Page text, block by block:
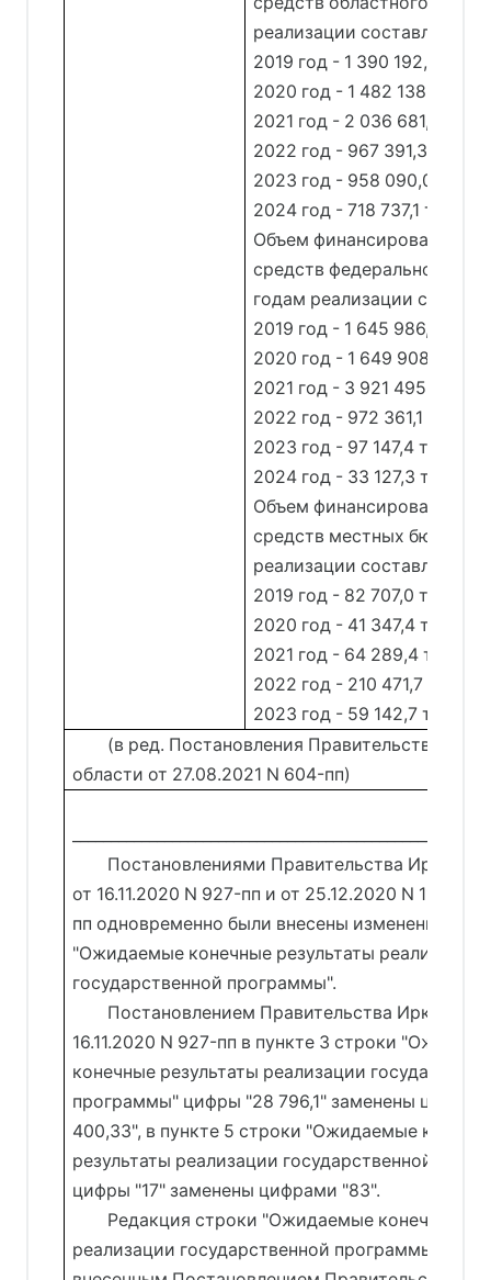
реализации составляет:
2019 год - 1 390 192,6 тыс.
2020 год - 1 482 138,4 тыс.
2021 год - 2 036 681,3 тыс.
2022 год - 967 391,3 тыс.
2023 год - 958 090,0 тыс.
2024 год - 718 737,1 тыс.
Объем финансирования за
средств федерального
годам реализации
2019 год - 1 645 986,7 тыс.
2020 год - 1 649 908,4 тыс.
2021 год - 3 921 495,6 тыс.
2022 год - 972 361,1 тыс.
2023 год - 97 147,4 тыс.
2024 год - 33 127,3 тыс.
Объем финансирования за
средств местных
реализации составляет:
2019 год - 82 707,0 тыс.
2020 год - 41 347,4 тыс.
2021 год - 64 289,4 тыс.
2022 год - 210 471,7 тыс.
2023 год - 59 142,7 тыс.
(в ред. Постановления Правительства
области от 27.08.2021 N 604-пп)
Постановлениями Правительства
от 16.11.2020 N 927-пп и от 25.12.2020 N 1167-
пп одновременно были внесены изменения в
"Ожидаемые конечные результаты реализации
государственной программы".
Постановлением Правительства
16.11.2020 N 927-пп в пункте 3 строки
конечные результаты реализации
программы" цифры "28 796,1" заменены
400,33", в пункте 5 строки "Ожидаемые
результаты реализации государственной
цифры "17" заменены цифрами "83".
Редакция строки "Ожидаемые конечные
реализации государственной программы" с